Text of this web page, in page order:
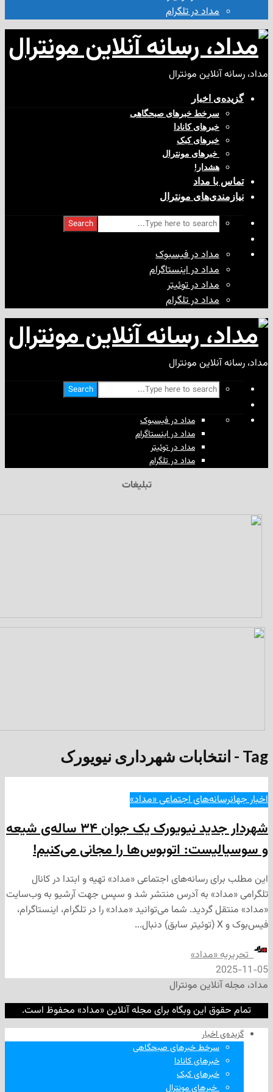
مداد در تلگرام
مونترال
اخبار
سرخط خبرهای صبحگاهی
خبرهای کانادا
خبرهای کبک
‌ خبرهای مونترال
مداد
مونترال
Search
مداد در فیسبوک
مداد در اینستاگرام
مداد در توئیتر
مداد در تلگرام
مونترال
Search
مداد در فیسبوک
مداد در اینستاگرام
مداد در توئیتر
مداد در تلگرام
اجتماعی «مداد»
شهردار جدید نیویورک یک جوان ۳۴ ساله‌ی شیعه
اتوبوس‌ها را مجانی می‌کنیم!
رسانه‌های اجتماعی «مداد» تهیه و ابتدا در کانال
به آدرس منتشر شد و سپس جهت آرشیو به وب‌سایت
گردید. شما می‌توانید «مداد» را در تلگرام، اینستاگرام،
«مداد»
مونترال
این وبگاه برای مجله آنلاین «مداد» محفوظ است.
اخبار
سرخط خبرهای صبحگاهی
خبرهای کانادا
خبرهای کبک
‌ خبرهای مونترال